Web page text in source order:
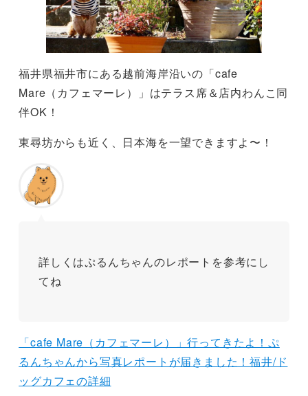
福井県福井市にある越前海岸沿いの「cafe
Mare（カフェマーレ）」はテラス席＆店内わんこ同
伴OK！
東尋坊からも近く、日本海を一望できますよ〜！
詳しくはぷるんちゃんのレポートを参考にし
てね
「cafe Mare（カフェマーレ）」行ってきたよ！ぷ
るんちゃんから写真レポートが届きました！福井/ド
ッグカフェの詳細